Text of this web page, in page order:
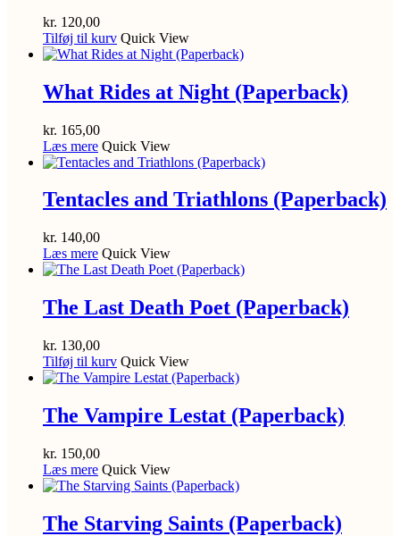
kr. 120,00
Tilføj til kurv Quick View
What Rides at Night (Paperback)
kr. 165,00
Læs mere Quick View
Tentacles and Triathlons (Paperback)
kr. 140,00
Læs mere Quick View
The Last Death Poet (Paperback)
kr. 130,00
Tilføj til kurv Quick View
The Vampire Lestat (Paperback)
kr. 150,00
Læs mere Quick View
The Starving Saints (Paperback)